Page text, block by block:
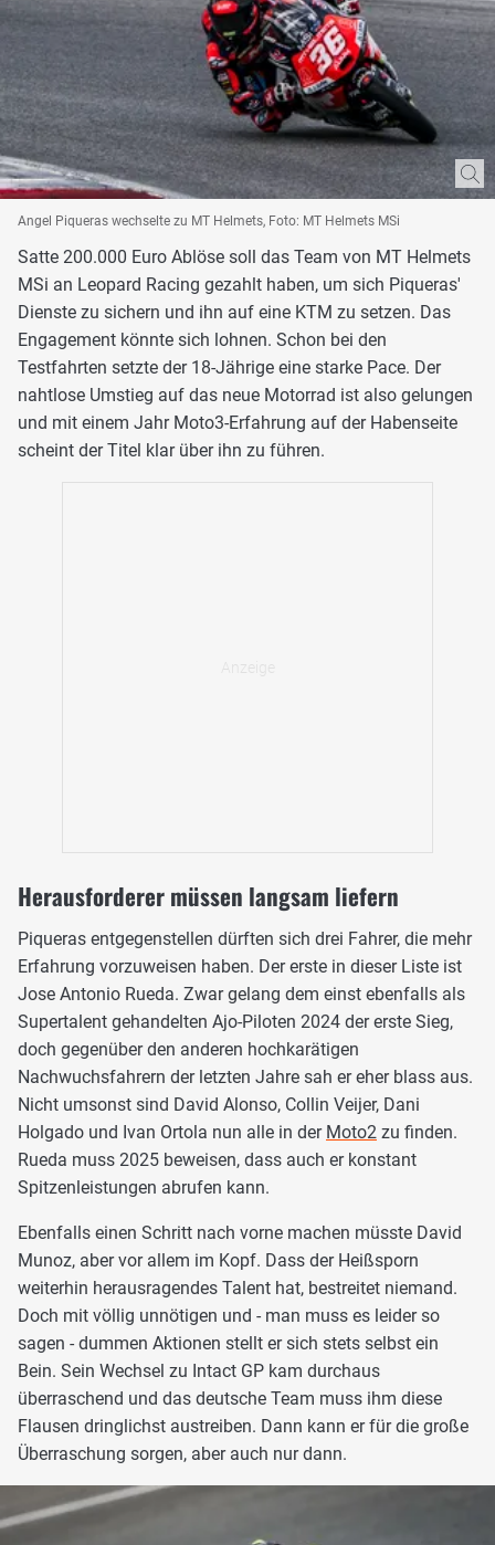
Angel Piqueras wechselte zu MT Helmets, Foto: MT Helmets MSi
Satte 200.000 Euro Ablöse soll das Team von MT Helmets
MSi an Leopard Racing gezahlt haben, um sich Piqueras'
Dienste zu sichern und ihn auf eine KTM zu setzen. Das
Engagement könnte sich lohnen. Schon bei den
Testfahrten setzte der 18-Jährige eine starke Pace. Der
nahtlose Umstieg auf das neue Motorrad ist also gelungen
und mit einem Jahr Moto3-Erfahrung auf der Habenseite
scheint der Titel klar über ihn zu führen.
Herausforderer müssen langsam liefern
Piqueras entgegenstellen dürften sich drei Fahrer, die mehr
Erfahrung vorzuweisen haben. Der erste in dieser Liste ist
Jose Antonio Rueda. Zwar gelang dem einst ebenfalls als
Supertalent gehandelten Ajo-Piloten 2024 der erste Sieg,
doch gegenüber den anderen hochkarätigen
Nachwuchsfahrern der letzten Jahre sah er eher blass aus.
Nicht umsonst sind David Alonso, Collin Veijer, Dani
Holgado und Ivan Ortola nun alle in der Moto2 zu finden.
Rueda muss 2025 beweisen, dass auch er konstant
Spitzenleistungen abrufen kann.
Ebenfalls einen Schritt nach vorne machen müsste David
Munoz, aber vor allem im Kopf. Dass der Heißsporn
weiterhin herausragendes Talent hat, bestreitet niemand.
Doch mit völlig unnötigen und - man muss es leider so
sagen - dummen Aktionen stellt er sich stets selbst ein
Bein. Sein Wechsel zu Intact GP kam durchaus
überraschend und das deutsche Team muss ihm diese
Flausen dringlichst austreiben. Dann kann er für die große
Überraschung sorgen, aber auch nur dann.